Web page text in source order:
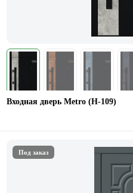
Входная дверь Metro (H-109)
Под заказ